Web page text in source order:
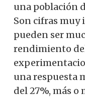
una población
Son cifras muy
pueden ser
rendimiento
una respuesta
del 27%, más o